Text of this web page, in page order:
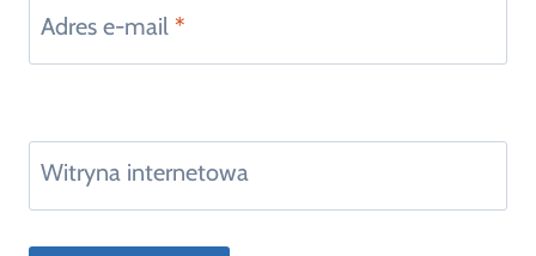
Adres e-mail *
Witryna internetowa